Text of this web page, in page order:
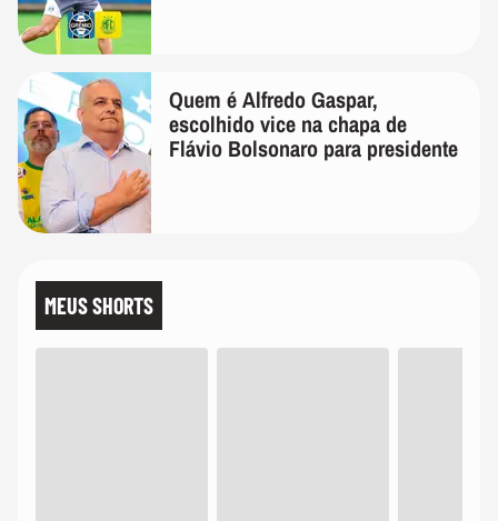
Quem é Alfredo Gaspar,
escolhido vice na chapa de
Flávio Bolsonaro para presidente
MEUS SHORTS